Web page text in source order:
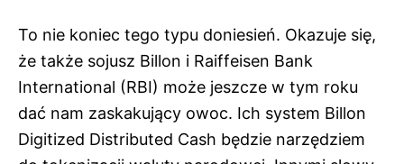
To nie koniec tego typu doniesień. Okazuje się,
że także sojusz Billon i Raiffeisen Bank
International (RBI) może jeszcze w tym roku
dać nam zaskakujący owoc. Ich system Billon
Digitized Distributed Cash będzie narzędziem